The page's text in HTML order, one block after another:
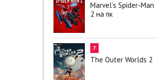
Marvel’s Spider-Man
2 на пк
7
The Outer Worlds 2